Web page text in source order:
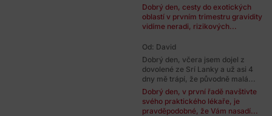
Dobrý den, cesty do exotických
oblastí v prvním trimestru gravidity
vidíme neradi, rizikových...
Od: David
Dobrý den, včera jsem dojel z
dovolené ze Srí Lanky a už asi 4
dny mě trápí, že původně malá...
Dobrý den, v první řadě navštivte
svého praktického lékaře, je
pravděpodobné, že Vám nasadí...